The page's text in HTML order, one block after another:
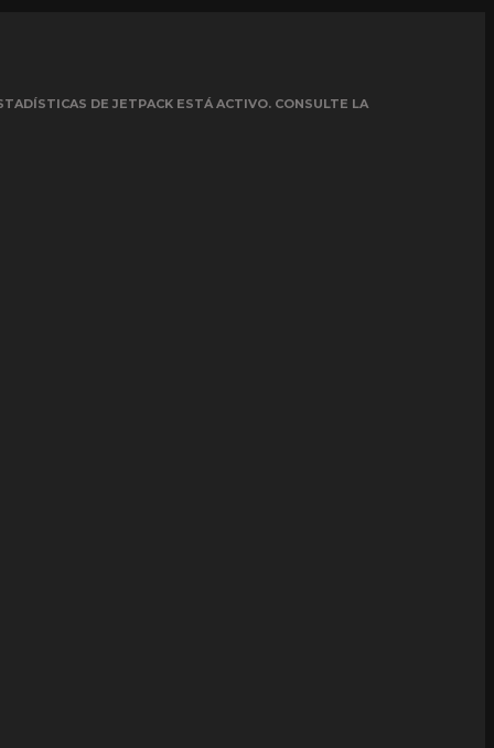
DE JETPACK ESTÁ ACTIVO. CONSULTE LA